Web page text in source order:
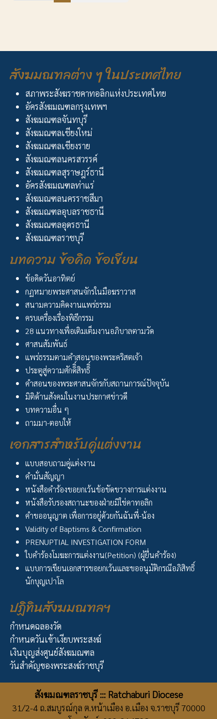
สังฆมณฑลต่าง ๆ ในประเทศไทย
สภาพระสังฆราชคาทอลิกแห่งประเทศไทย
อัครสังฆมณฑลกรุงเทพฯ
สังฆมณฑลจันทบุรี
สังฆมณฑลเชียงใหม่
สังฆมณฑลเชียงราย
สังฆมณฑลนครสวรรค์
สังฆมณฑลสุราษฎร์ธานี
อัครสังฆมณฑลท่าแร่
สังฆมณฑลนครราชสีมา
สังฆมณฑลอุบลราชธานี
สังฆมณฑลอุดรธานี
สังฆมณฑลราชบุรี
บทความ ข้อคิด ข้อเขียน
ข้อคิดวันอาทิตย์
กฏหมายพระศาสนจักรในมือฆราวาส
สนามความคิดงานแพร่ธรรม
ครบเครื่องเรื่องพิธีกรรม
28 แนวทางเพื่อเติมเต็มงานอภิบาลตามวัด
ศาสนสัมพันธ์
แพร่ธรรมตามคำสอนของพระคริสตเจ้า
ประตูสู่ความศักดิิ์สิทธิิ์
คำสอนของพระศาสนจักรกับสถานการณ์ปัจจุบัน
มิติด้านสังคมในงานประกาศข่าวดี
บทความอื่น ๆ
ถามมา-ตอบให้
เอกสารสำหรับคู่แต่งงาน
แบบสอบถามคู่แต่งงาน
คำมั่นสัญญา
หนังสือคำร้องขอยกเว้นข้อขัดขวางการแต่งงาน
หนังสือรับรองสถานะของฝ่ายมิใช่คาทอลิก
คำขออนุญาต เพื่อการอยู่ด้วยกันฉันพี่-น้อง
Validity of Baptisms & Confirmation
PRENUPTIAL INVESTIGATION FORM
ใบคำร้องโมฆะการแต่งงาน(Petition) (ผู้ยื่นคำร้อง)
แบบการเขียนเอกสารขอยกเว้นและขออนุมัติกรณีอภิสิทธิ์
นักบุญเปาโล
ปฏิทินสังฆมณฑลฯ
กำหนดฉลองวัด
กำหนดวันเข้าเงียบพระสงฆ์
เงินบุญส่งศูนย์สังฆมณฑล
วันสำคัญของพระสงฆ์ราชบุรี
สังฆมณฑลราชบุรี ::: Ratchaburi Diocese
31/2-4 ถ.สมบูรณ์กุล ต.หน้าเมือง อ.เมือง จ.ราชบุรี 70000